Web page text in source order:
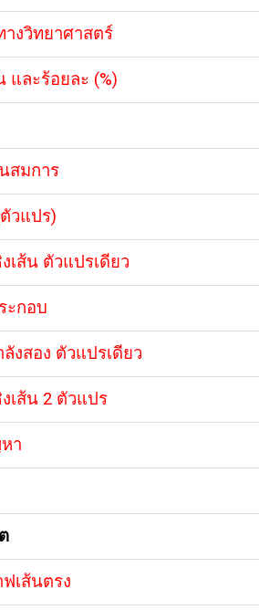
งวิทยาศาสตร์
และร้อยละ (%)
สมการ
วแปร)
เส้น ตัวแปรเดียว
ะกอบ
งสอง ตัวแปรเดียว
เส้น 2 ตัวแปร
า
เส้นตรง